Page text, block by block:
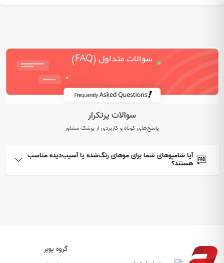
سوالات پرتکرار
پاسخ‌های کوتاه و کاربردی از پزشک مشاور
آیا شامپوهای شما برای موهای رنگ‌شده یا آسیب‌دیده مناسب
هستند؟
گروه پوبر